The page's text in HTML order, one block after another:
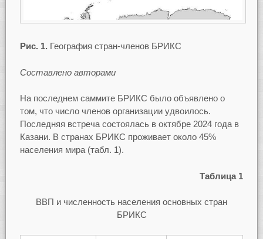
Рис. 1.География стран-членов БРИКС
Составлено авторами
На последнем саммите БРИКС было объявлено о
том, что число членов организации удвоилось.
Последняя встреча состоялась в октябре 2024 года в
Казани. В странах БРИКС проживает около 45%
населения мира (табл. 1).
Таблица 1
ВВП и численность населения основных стран
БРИКС